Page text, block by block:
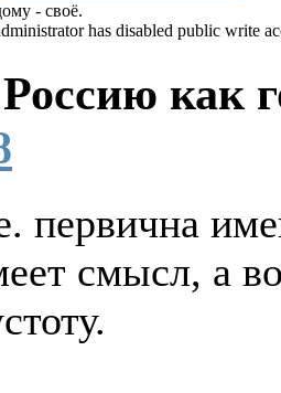
- своё.
has disabled public write
как
первична
смысл, а